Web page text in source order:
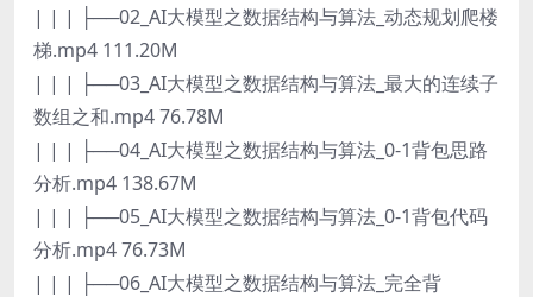
| | | ├──02_AI大模型之数据结构与算法_动态规划爬楼
梯.mp4 111.20M
| | | ├──03_AI大模型之数据结构与算法_最大的连续子
数组之和.mp4 76.78M
| | | ├──04_AI大模型之数据结构与算法_0-1背包思路
分析.mp4 138.67M
| | | ├──05_AI大模型之数据结构与算法_0-1背包代码
分析.mp4 76.73M
| | | ├──06_AI大模型之数据结构与算法_完全背